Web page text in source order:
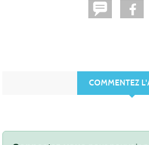
COMMENTEZ